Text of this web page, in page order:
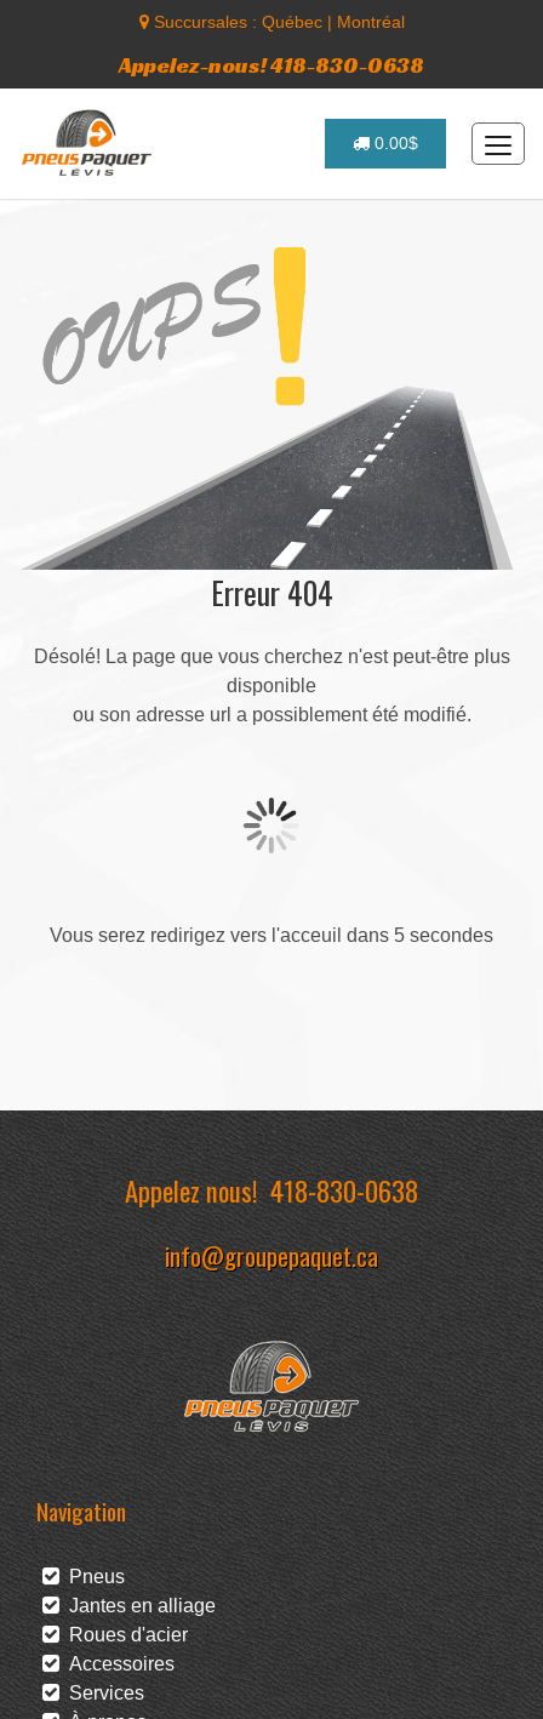
Succursales : Québec| Montréal
Appelez-nous! 418-830-0638
0.00$
Erreur 404
Désolé! La page que vous cherchez n'est peut-être plus
disponible
ou son adresse url a possiblement été modifié.
Vous serez redirigez vers l'acceuil dans 5 secondes
Appelez nous!418-830-0638
info@groupepaquet.ca
Navigation
Pneus
Jantes en alliage
Roues d'acier
Accessoires
Services